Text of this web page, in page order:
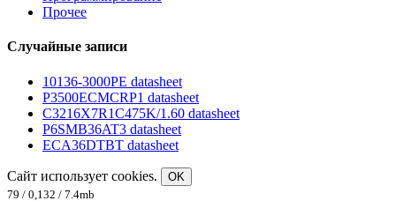
Прочее
Случайные записи
10136-3000PE datasheet
P3500ECMCRP1 datasheet
C3216X7R1C475K/1.60 datasheet
P6SMB36AT3 datasheet
ECA36DTBT datasheet
Сайт использует cookies.
OK
79 / 0,132 / 7.4mb